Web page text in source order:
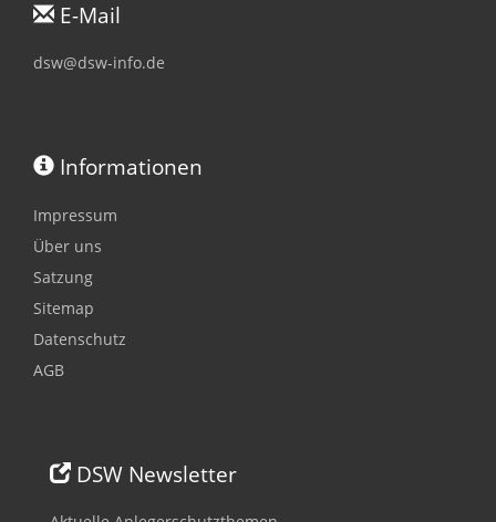
E-Mail
dsw@dsw-info.de
Informationen
Impressum
Über uns
Satzung
Sitemap
Datenschutz
AGB
DSW Newsletter